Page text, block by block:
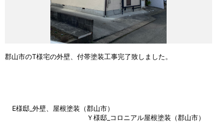
郡山市のT様宅の外壁、付帯塗装工事完了致しました。
E様邸_外壁、屋根塗装（郡山市）
Ｙ様邸_コロニアル屋根塗装（郡山市）